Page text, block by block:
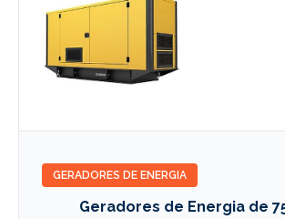
GERADORES DE ENERGIA
Geradores de Energia de